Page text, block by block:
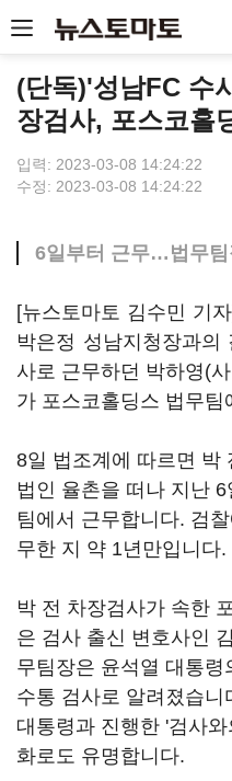
(단독)'성남FC 수
장검사, 포스코홀
입력: 2023-03-08 14:24:22
수정: 2023-03-08 14:24:22
6일부터 근무…법무
[뉴스토마토 김수민 기
박은정 성남지청장과
사로 근무하던 박하영(
가 포스코홀딩스 법무팀
8일 법조계에 따르면 박
법인 율촌을 떠나 지난
팀에서 근무합니다. 검
무한 지 약 1년만입니다.
박 전 차장검사가 속한
은 검사 출신 변호사인
무팀장은 윤석열 대통
수통 검사로 알려졌습
대통령과 진행한 '검사
화로도 유명합니다.